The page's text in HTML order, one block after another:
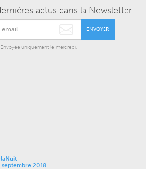
actus dans la Newsletter
ENVOYER
uniquement le mercredi.
septembre 2018